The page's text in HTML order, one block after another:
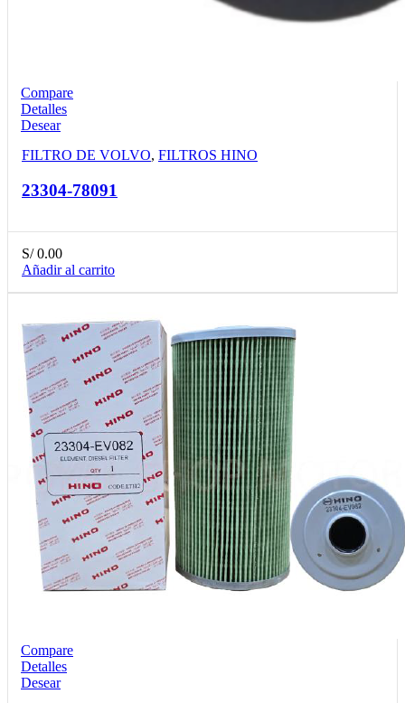
Compare
Detalles
Desear
FILTRO DE VOLVO, FILTROS HINO
23304-78091
S/0.00
Añadir al carrito
Compare
Detalles
Desear